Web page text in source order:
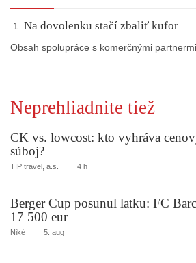
Na dovolenku stačí zbaliť kufor
Obsah spolupráce s komerčnými partnermi
Neprehliadnite tiež
CK vs. lowcost: kto vyhráva
súboj?
TIP travel, a.s. 4 h
Berger Cup posunul latku: FC
17 500 eur
Niké 5. aug